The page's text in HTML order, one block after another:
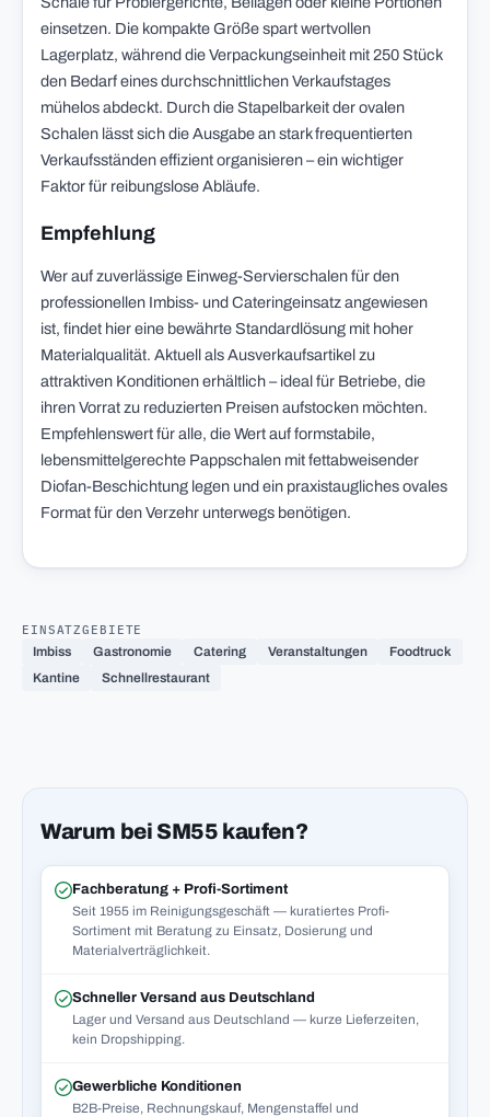
einsetzen. Die kompakte Größe spart wertvollen
Lagerplatz, während die Verpackungseinheit mit 250 Stück
den Bedarf eines durchschnittlichen Verkaufstages
mühelos abdeckt. Durch die Stapelbarkeit der ovalen
Schalen lässt sich die Ausgabe an stark frequentierten
Verkaufsständen effizient organisieren – ein wichtiger
Faktor für reibungslose Abläufe.
Empfehlung
Wer auf zuverlässige Einweg-Servierschalen für den
professionellen Imbiss- und Cateringeinsatz angewiesen
ist, findet hier eine bewährte Standardlösung mit hoher
Materialqualität. Aktuell als Ausverkaufsartikel zu
attraktiven Konditionen erhältlich – ideal für Betriebe, die
ihren Vorrat zu reduzierten Preisen aufstocken möchten.
Empfehlenswert für alle, die Wert auf formstabile,
lebensmittelgerechte Pappschalen mit fettabweisender
Diofan-Beschichtung legen und ein praxistaugliches ovales
Format für den Verzehr unterwegs benötigen.
EINSATZGEBIETE
Imbiss
Gastronomie Catering Veranstaltungen
Foodtruck
Kantine
Schnellrestaurant
Warum bei SM55 kaufen?
Fachberatung + Profi-Sortiment
Seit 1955 im Reinigungsgeschäft — kuratiertes Profi-
Sortiment mit Beratung zu Einsatz, Dosierung und
Materialverträglichkeit.
Schneller Versand aus Deutschland
Lager und Versand aus Deutschland — kurze Lieferzeiten,
kein Dropshipping.
Gewerbliche Konditionen
B2B-Preise, Rechnungskauf, Mengenstaffel und